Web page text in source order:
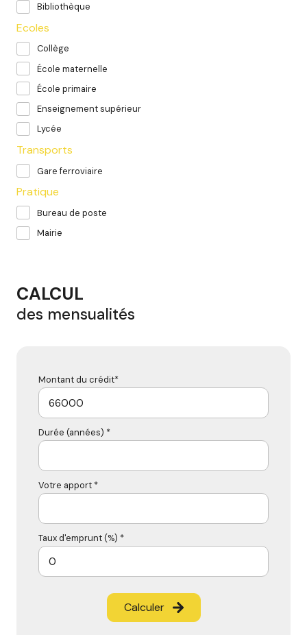
Bibliothèque
Ecoles
Collège
École maternelle
École primaire
Enseignement supérieur
Lycée
Transports
Gare ferroviaire
Pratique
Bureau de poste
Mairie
CALCUL
des mensualités
Montant du crédit*
Durée (années) *
Votre apport *
Taux d'emprunt (%) *
Calculer